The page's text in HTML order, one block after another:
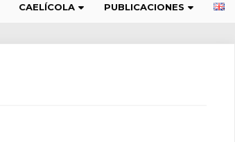
CAELÍCOLA PUBLICACIONES